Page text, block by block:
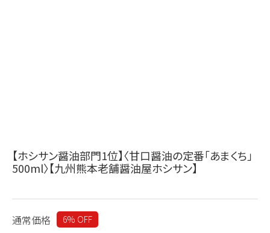
【ホシサン醤油部門1位】〈甘口醤油の定番「あまくち」
500ml〉【九州熊本老舗醤油屋ホシサン】
通常価格 6% OFF